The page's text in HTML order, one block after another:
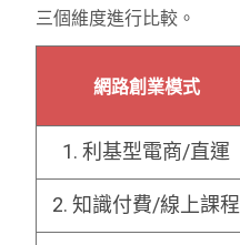
三個維度進行比較。
網路創業模式
1. 利基型電商/直運
2. 知識付費/線上課程